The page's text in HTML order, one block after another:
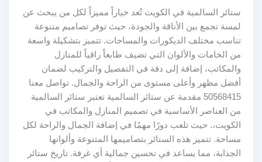
ستائر السالمية في الكويت تُعد خياراً مميزاً لكل من يبحث عن
لمسة تجمع بين الأناقة والجودة، حيث توفر تصاميم متنوعة
تناسب مختلف الديكورات والمساحات. تتميز بتشكيلة واسعة
من الخامات والألوان التي تضيف طابعاً راقياً للمنازل
والمكاتب، إضافة إلى دقة في التفصيل والتركيب لضمان
أفضل مظهر وأعلى مستوى من الراحة والجمال. تواصل معنا
50568415 مقدمة عن ستائر السالمية تعتبر ستائر السالمية
من العناصر الأساسية في تصميم المنازل والمكاتب في
الكويت،. حيث تلعب دورًا مهمًا في إضافة الجمال والراحة لكل
مساحة. تتميز هذه الستائر بتصاميمها المتنوعة وألوانها
الجذابة، مما يساعد في تحسين جمالية أي غرفة. تاريخ ستائر